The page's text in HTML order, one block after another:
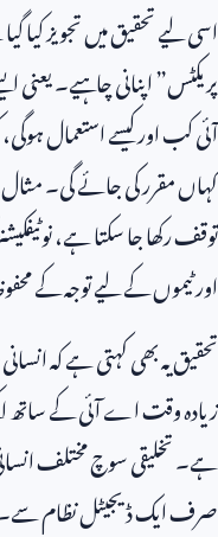
اسی لیے تحقیق میں تجویز
پریکٹس” اپنانی چاہیے۔
آئی کب اور کیسے استعمال
کہاں مقرر کی جائے گی۔
توقف رکھا جا سکتا ہے،
اور ٹیموں کے لیے توجہ کے
تحقیق یہ بھی کہتی ہے کہ
زیادہ وقت اے آئی کے ساتھ
ہے۔ تخلیقی سوچ مختلف
صرف ایک ڈیجیٹل نظام